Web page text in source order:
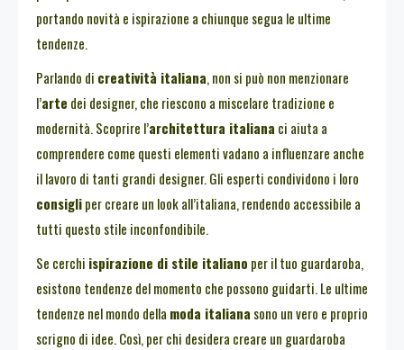
portando novità e ispirazione a chiunque segua le ultime
tendenze.
Parlando di creatività italiana, non si può non menzionare
l’arte dei designer, che riescono a miscelare tradizione e
modernità. Scoprire l’architettura italiana ci aiuta a
comprendere come questi elementi vadano a influenzare anche
il lavoro di tanti grandi designer. Gli esperti condividono i loro
consigliper creare un look all’italiana, rendendo accessibile a
tutti questo stile inconfondibile.
Se cerchi ispirazione di stile italiano per il tuo guardaroba,
esistono tendenze del momento che possono guidarti. Le ultime
tendenze nel mondo della moda italiana sono un vero e proprio
scrigno di idee. Così, per chi desidera creare un guardaroba